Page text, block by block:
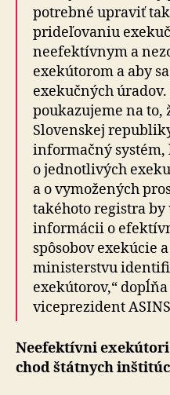
potrebné upraviť
prideľovaniu
neefektívnym a
exekútorom a aby
exekučných
poukazujeme na to,
Slovenskej
informačný systém,
o jednotlivých
a o vymožených
takéhoto registra
informácii o
spôsobov exekúcie
ministerstvu
exekútorov,“ dopĺňa
viceprezident
Neefektívni
chod štátnych